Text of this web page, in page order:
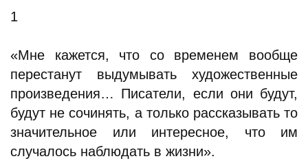
1
«Мне кажется, что со временем вообще
перестанут выдумывать художественные
произведения… Писатели, если они будут,
будут не сочинять, а только рассказывать то
значительное или интересное, что им
случалось наблюдать в жизни».